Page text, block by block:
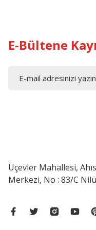
E-Bültene
Üçevler Mahallesi,
Merkezi, No : 83/C